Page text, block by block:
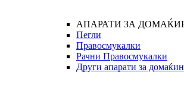
АПАРАТИ ЗА
Пегли
Правосмукалки
Рачни Правосмукалки
Други апарати за